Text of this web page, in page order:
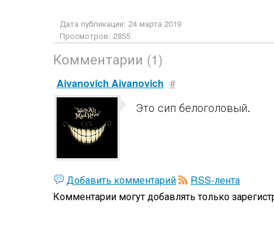
Дата публикации: 24 марта 2019
Просмотров: 2855
Комментарии (1)
Aivanovich Aivanovich #
Это сип белоголовый.
Добавить комментарий
RSS-лента
Комментарии могут добавлять только